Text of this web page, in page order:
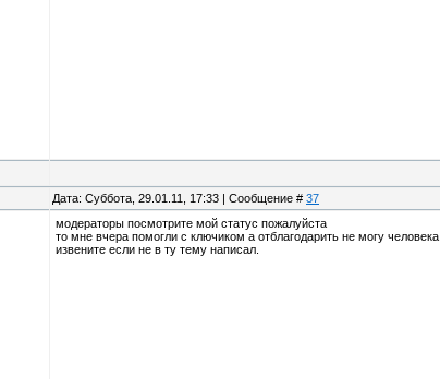
Дата: Суббота, 29.01.11, 17:33 | Сообщение # 37
модераторы посмотрите мой статус пожалуйста
то мне вчера помогли с ключиком а отблагодарить не могу человека
извените если не в ту тему написал.